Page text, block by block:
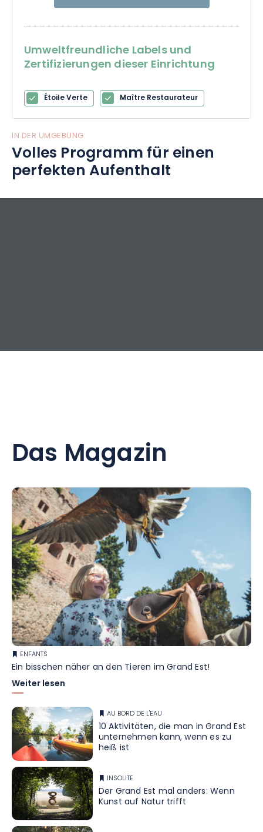
Umweltfreundliche Labels und
Zertifizierungen dieser Einrichtung
Étoile Verte Maître Restaurateur
IN DER UMGEBUNG
Volles Programm für einen
perfekten Aufenthalt
Das Magazin
ENFANTS
Ein bisschen näher an den Tieren im Grand Est!
Weiter lesen
AU BORD DE L'EAU
10 Aktivitäten, die man in Grand Est
unternehmen kann, wenn es zu
heiß ist
INSOLITE
Der Grand Est mal anders: Wenn
Kunst auf Natur trifft